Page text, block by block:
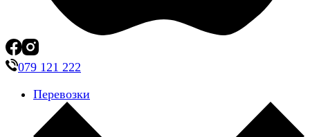
079 121 222
Перевозки